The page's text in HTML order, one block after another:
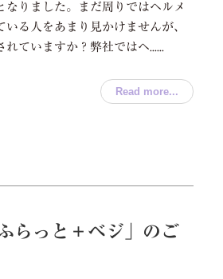
なりました。まだ周りではヘルメ
いる人をあまり見かけませんが、
ていますか？弊社ではヘ......
Read more...
らっと＋ベジ」のご